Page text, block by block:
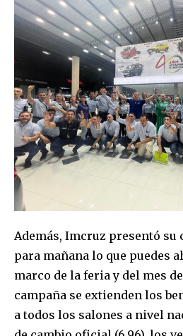
Join our
SUBSCRIBERS
conversation.
To subscribe, simply enter your
or click the subscribe button below.
your privacy and won't spam your
Además, Imcruz presentó su
para mañana lo que puedes
marco de la feria y del mes
campaña se extienden los
a todos los salones a nivel